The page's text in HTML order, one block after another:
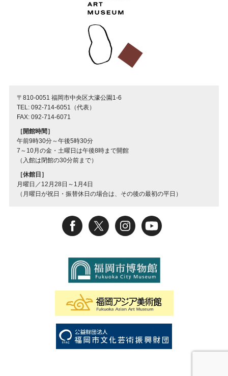
〒810-0051 福岡市中央区大濠公園1-6
TEL: 092-714-6051（代表）
FAX: 092-714-6071
［開館時間］
午前9時30分～午後5時30分
7～10月の金・土曜日は午後8時まで開館
（入館は閉館の30分前まで）
［休館日］
月曜日／12月28日～1月4日
（月曜日が祝日・振替休日の場合は、その後の最初の平日）